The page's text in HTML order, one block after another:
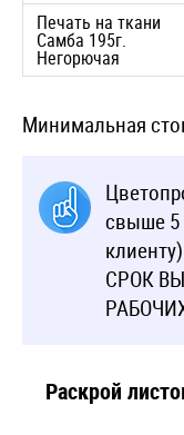
Печать на ткани
Самба 195г.
Негорючая
Минимальная
свыше 5
клиенту)
СРОК
Раскрой